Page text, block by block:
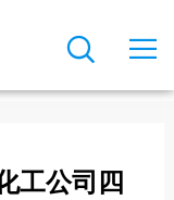


工公司四